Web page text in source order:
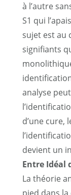
à l’autre
S1 qui
sujet est au
signifiants
analyse
d’une cure,
devient un
Entre Idéal
La théorie